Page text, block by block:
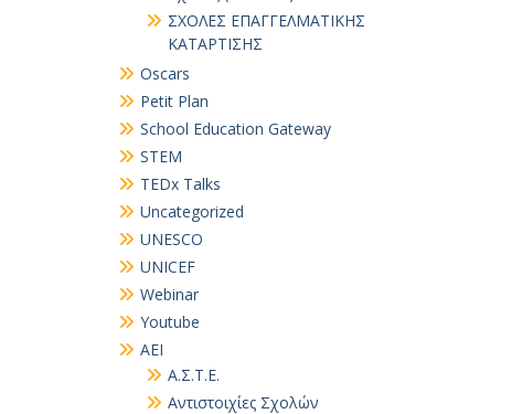
ΣΧΟΛΕΣ ΕΠΑΓΓΕΛΜΑΤΙΚΗΣ
ΚΑΤΑΡΤΙΣΗΣ
Oscars
Petit Plan
School Education Gateway
STEM
TEDx Talks
Uncategorized
UNESCO
UNICEF
Webinar
Youtube
ΑΕΙ
Α.Σ.Τ.Ε.
Αντιστοιχίες Σχολών